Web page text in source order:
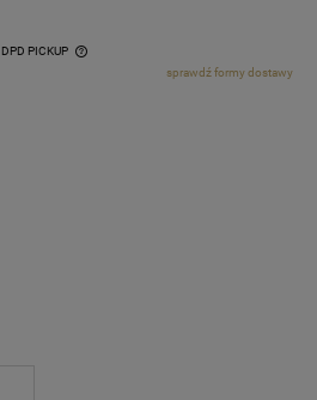
DPD PICKUP
kosztów płatnościsprawdź formy dostawy